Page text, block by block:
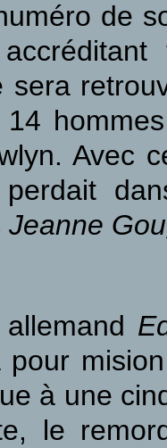
de
sera
Avec
Jeanne
pour
à une
le